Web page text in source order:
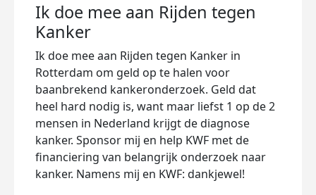
Ik doe mee aan Rijden tegen
Kanker
Ik doe mee aan Rijden tegen Kanker in
Rotterdam om geld op te halen voor
baanbrekend kankeronderzoek. Geld dat
heel hard nodig is, want maar liefst 1 op de 2
mensen in Nederland krijgt de diagnose
kanker. Sponsor mij en help KWF met de
financiering van belangrijk onderzoek naar
kanker. Namens mij en KWF: dankjewel!